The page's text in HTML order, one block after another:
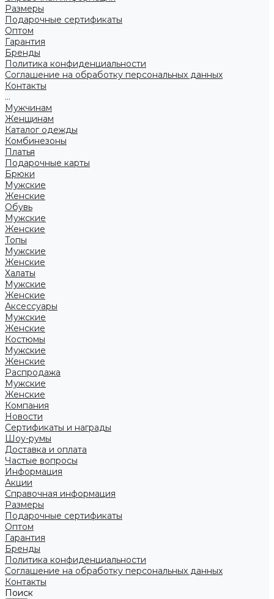
Размеры
Подарочные сертификаты
Оптом
Гарантия
Бренды
Политика конфиденциальности
Соглашение на обработку персональных данных
Контакты
...
Мужчинам
Женщинам
Каталог одежды
Комбинезоны
Платья
Подарочные карты
Брюки
Мужские
Женские
Обувь
Мужские
Женские
Топы
Мужские
Женские
Халаты
Мужские
Женские
Аксессуары
Мужские
Женские
Костюмы
Мужские
Женские
Распродажа
Мужские
Женские
Компания
Новости
Сертификаты и награды
Шоу-румы
Доставка и оплата
Частые вопросы
Информация
Акции
Справочная информация
Размеры
Подарочные сертификаты
Оптом
Гарантия
Бренды
Политика конфиденциальности
Соглашение на обработку персональных данных
Контакты
Поиск